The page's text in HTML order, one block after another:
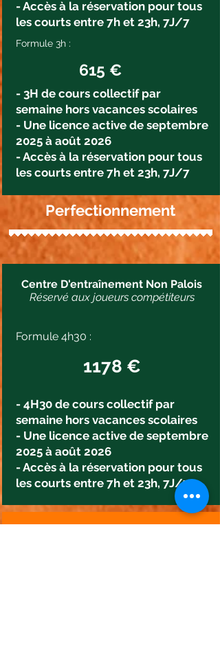
- Accès à la réservation pour tous
les courts entre 7h et 23h, 7J/7
Formule 3h :
615 €
- 3H de cours collectif par
semaine hors vacances scolaires
- Une licence active de septembre
2025 à août 2026
- Accès à la réservation pour tous
les courts entre 7h et 23h, 7J/7
Perfectionnement
Centre D'entraînement Non Palois
Réservé aux joueurs compétiteurs
Formule 4h30 :
1178 €
- 4H30 de cours collectif par
semaine hors vacances scolaires
- Une licence active de septembre
2025 à août 2026
- Accès à la réservation pour tous
les courts entre 7h et 23h, 7J/7